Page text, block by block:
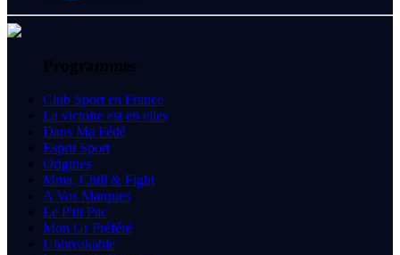
Programmes
Club Sport en France
La victoire est en elles
Dans Ma Fédé
Esprit Sport
Origines
Mma, Chill & Fight
A Vos Marques
Le P'tit Pac
Mon Gr Préféré
Unbreakable